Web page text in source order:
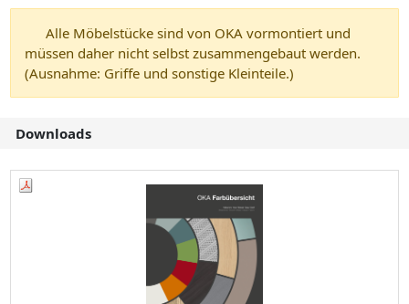
Alle Möbelstücke sind von OKA vormontiert und
müssen daher nicht selbst zusammengebaut werden.
(Ausnahme: Griffe und sonstige Kleinteile.)
Downloads